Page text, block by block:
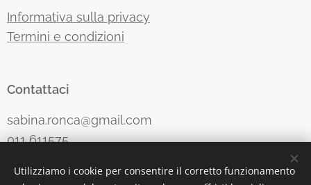
Informativa sulla privacy
Termini e condizioni
Contattaci
sabina.ronca@gmail.com
011 611575
Utilizziamo i cookie per consentire il corretto funzionamento